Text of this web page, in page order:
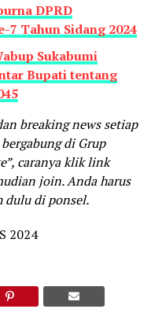
DPRD
7 Tahun Sidang 2024
Sukabumi
Bupati tentang
breaking news setiap
di Grup
caranya klik link
join. Anda harus
dulu di ponsel.
2024